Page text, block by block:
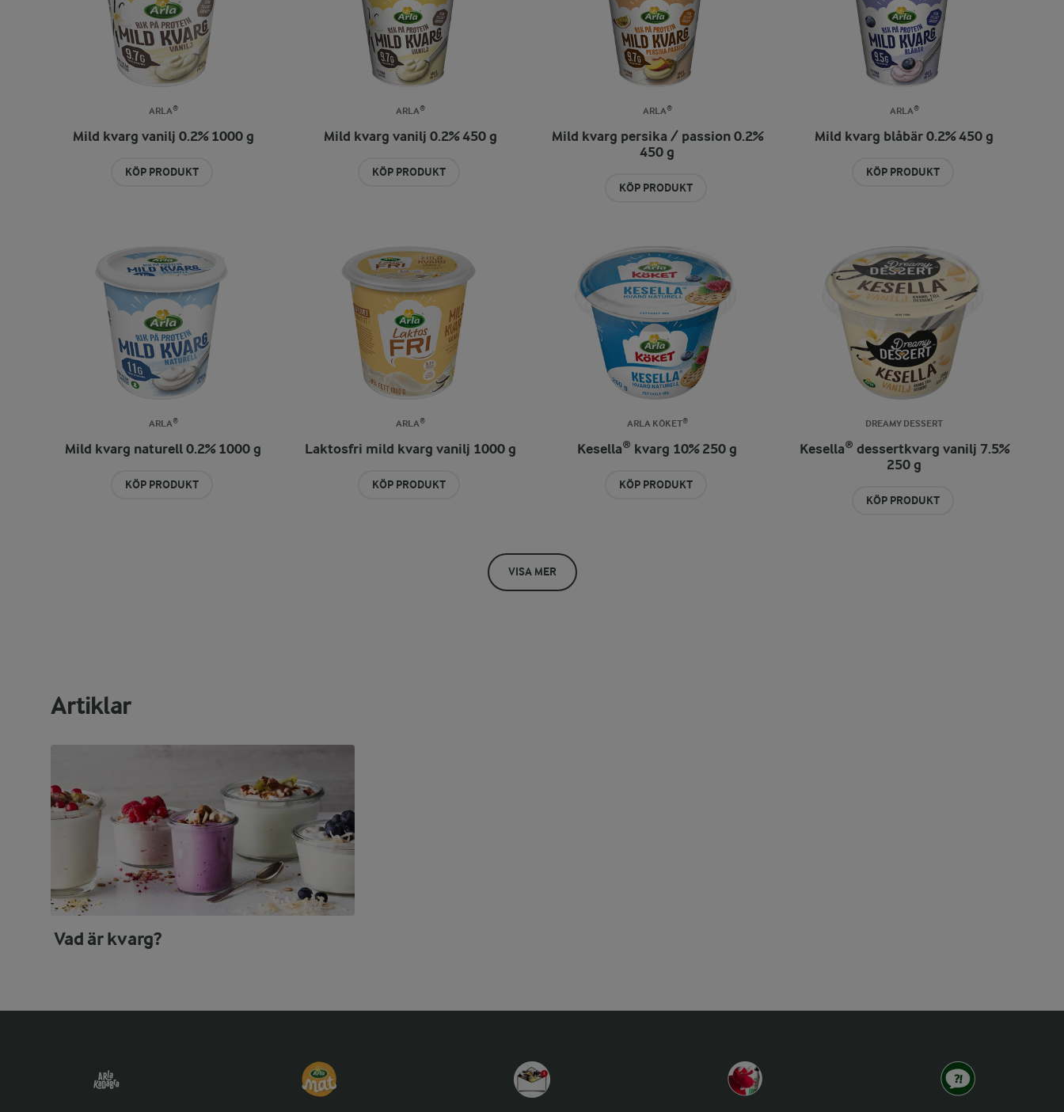
ARLA®
Mild kvarg vanilj 0.2% 1000 g
KÖP PRODUKT
ARLA®
Mild kvarg vanilj 0.2% 450 g
KÖP PRODUKT
ARLA®
Mild kvarg persika / passion 0.2%
450 g
KÖP PRODUKT
ARLA®
Mild kvarg blåbär 0.2% 450 g
KÖP PRODUKT
ARLA®
Mild kvarg naturell 0.2% 1000 g
KÖP PRODUKT
ARLA®
Laktosfri mild kvarg vanilj 1000 g
KÖP PRODUKT
ARLA KÖKET®
Kesella® kvarg 10% 250 g
KÖP PRODUKT
DREAMY DESSERT
Kesella® dessertkvarg vanilj 7.5%
250 g
KÖP PRODUKT
VISA MER
Artiklar
Vad är kvarg?